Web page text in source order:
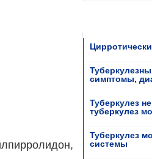
симптомы,
Туберкулез
туберкулез
Туберкулез
системы